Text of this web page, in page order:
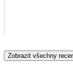
Zobrazit všechny